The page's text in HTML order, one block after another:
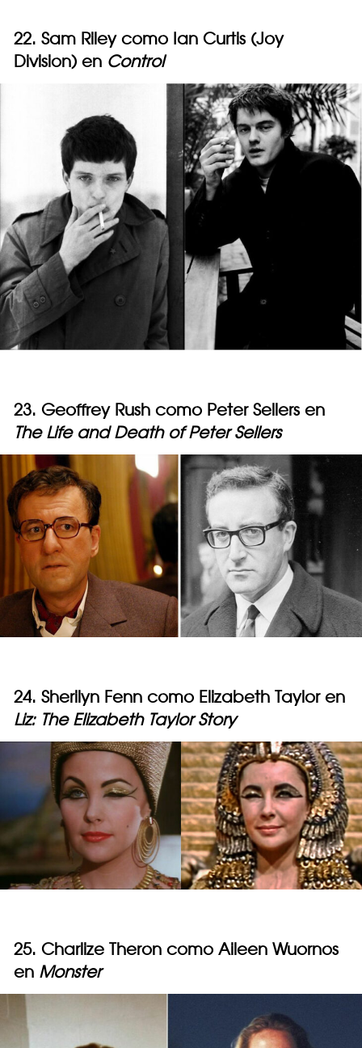
22. Sam Riley como Ian Curtis (Joy
Division) en Control
23. Geoffrey Rush como Peter Sellers en
The Life and Death of Peter Sellers
24. Sherilyn Fenn como Elizabeth Taylor en
Liz: The Elizabeth Taylor Story
25. Charlize Theron como Aileen Wuornos
en Monster